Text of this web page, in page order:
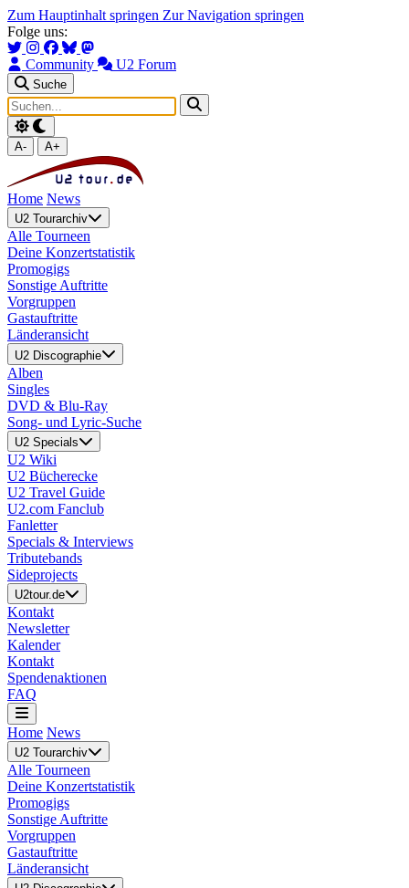
Zum Hauptinhalt springen Zur Navigation springen
Folge uns:
Community U2 Forum
Suche
A- A+
Home News
U2 Tourarchiv
Alle Tourneen
Deine Konzertstatistik
Promogigs
Sonstige Auftritte
Vorgruppen
Gastauftritte
Länderansicht
U2 Discographie
Alben
Singles
DVD & Blu-Ray
Song- und Lyric-Suche
U2 Specials
U2 Wiki
U2 Bücherecke
U2 Travel Guide
U2.com Fanclub
Fanletter
Specials & Interviews
Tributebands
Sideprojects
U2tour.de
Kontakt
Newsletter
Kalender
Kontakt
Spendenaktionen
FAQ
Home News
U2 Tourarchiv
Alle Tourneen
Deine Konzertstatistik
Promogigs
Sonstige Auftritte
Vorgruppen
Gastauftritte
Länderansicht